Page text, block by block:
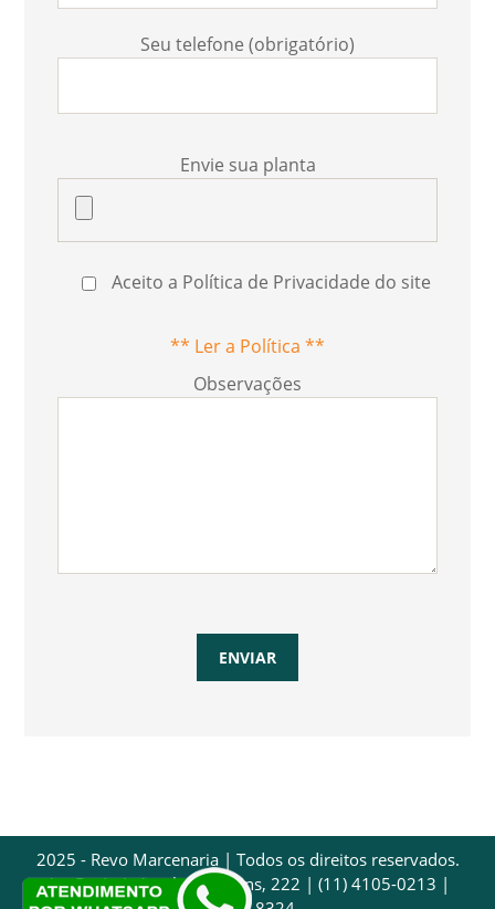
Seu telefone (obrigatório)
Envie sua planta
Aceito a Política de Privacidade do site
** Ler a Política **
Observações
2025 - Revo Marcenaria | Todos os direitos reservados.
Av. Dr. Luís Arrobas Martins, 222 | (11) 4105-0213 |